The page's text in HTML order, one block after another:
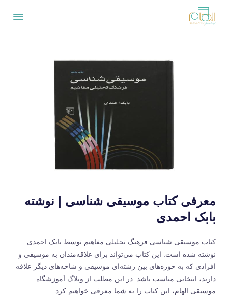
معرفی کتاب موسیقی شناسی | نوشته
بابک احمدی
کتاب موسیقی شناسی فرهنگ تحلیلی مفاهیم توسط بابک احمدی
نوشته شده است. این کتاب می‌تواند برای علاقه‌مندان به موسیقی و
افرادی که به حوزه‌های بین رشته‌ای موسیقی و شاخه‌های دیگر علاقه
دارند، انتخابی مناسب باشد. در این مطلب از وبلاگ آموزشگاه
موسیقی الهام، این کتاب را به شما معرفی خواهیم کرد.